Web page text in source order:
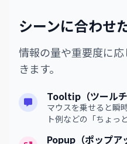
シーンに合わせ
情報の量や重要度に
きます。
Tooltip（ツールチ
マウスを乗せると瞬
ト例などの「ちょっ
Popup（ポップア